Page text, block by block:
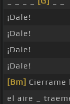
¡Dale!
¡Dale!
¡Dale!
¡Dale!
[Bm] Cierrame
el aire _